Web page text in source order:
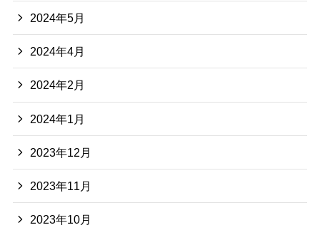
2024年5月
2024年4月
2024年2月
2024年1月
2023年12月
2023年11月
2023年10月